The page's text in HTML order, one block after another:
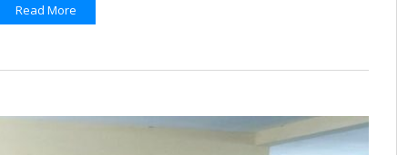
Read More